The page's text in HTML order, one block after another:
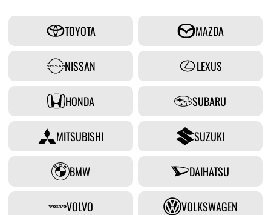
TOYOTA MAZDA
NISSAN LEXUS
HONDA SUBARU
MITSUBISHI SUZUKI
BMW DAIHATSU
VOLVO VOLKSWAGEN